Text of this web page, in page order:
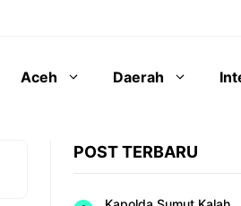
Aceh Daerah
POST TERBARU